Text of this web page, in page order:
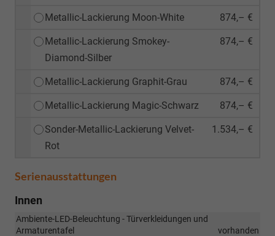
Metallic-Lackierung Moon-White 874,– €
Metallic-Lackierung Smokey-
Diamond-Silber
874,– €
Metallic-Lackierung Graphit-Grau 874,– €
Metallic-Lackierung Magic-Schwarz 874,– €
Sonder-Metallic-Lackierung Velvet-
Rot
1.534,– €
Serienausstattungen
Innen
Ambiente-LED-Beleuchtung - Türverkleidungen und
Armaturentafel
vorhanden